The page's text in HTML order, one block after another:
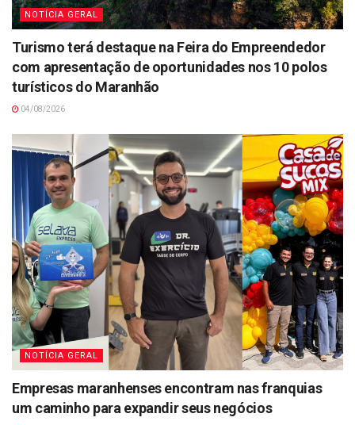
NOTÍCIA GERAL
Turismo terá destaque na Feira do Empreendedor
com apresentação de oportunidades nos 10 polos
turísticos do Maranhão
04/08/2026
NOTÍCIA GERAL
Empresas maranhenses encontram nas franquias
um caminho para expandir seus negócios